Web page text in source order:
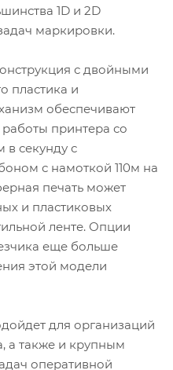
1D и 2D
маркировки.
с двойными
пластика и
обеспечивают
принтера со
в секунду с
с намоткой 110м на
печать может
и пластиковых
ленте. Опции
еще больше
этой модели
для организаций
а также и крупным
оперативной